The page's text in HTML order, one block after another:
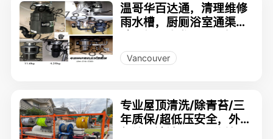
温哥华百达通，清理维修
雨水槽，厨厕浴室通渠，
各种疑难漏水
Vancouver
专业屋顶清洗/除青苔/三
年质保/超低压安全，外墙